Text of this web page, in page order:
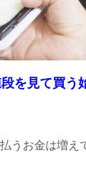
を見て買う
うお金は増え